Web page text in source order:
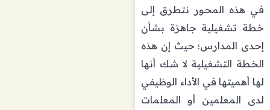
في هذه المحور نتطرق إلى
خطة تشغيلية جاهزة بشأن
إحدى المدارس؛ حيث إن هذه
الخطة التشغيلية لا شك أنها
لها أهميتها في الأداء الوظيفي
لدى المعلمين أو المعلمات